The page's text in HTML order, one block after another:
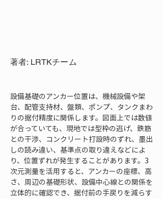
著者: LRTKチーム
設備基礎のアンカー位置は、機械設備や架
台、配管支持材、盤類、ポンプ、タンクまわ
りの据付精度に関係します。図面上では数値
が合っていても、現地では型枠の逃げ、鉄筋
との干渉、コンクリート打設時のずれ、墨出
しの読み違い、基準点の取り違えなどによ
り、位置ずれが発生することがあります。3
次元測量を活用すると、アンカーの座標、高
さ、周辺の基礎形状、設備中心線との関係を
立体的に確認でき、据付前の手戻りを減らす